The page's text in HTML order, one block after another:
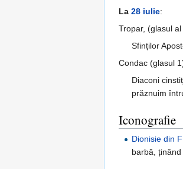
La 28 iulie:
Tropar, (glasul
Sfinților
Condac (glasul
Diaconi
prăznuim
Iconografie
Dionisie din
barbă,